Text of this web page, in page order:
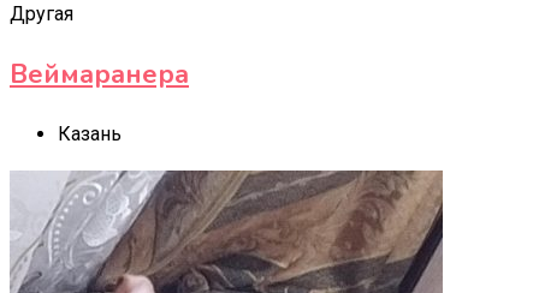
Другая
Веймаранера
Казань